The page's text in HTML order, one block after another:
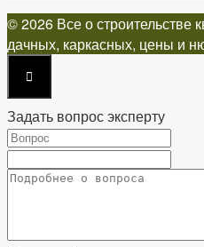
© 2026 Все о строительстве
дачных, каркасных, цены и
Задать вопрос эксперту